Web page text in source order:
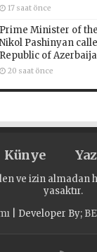
17 saat önce
Prime Minister of
Nikol Pashinyan
Republic of
20 saat önce
Künye
ve izin almadan
yasaktır.
| Developer By;